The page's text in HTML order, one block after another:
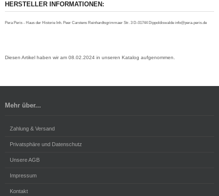
HERSTELLER INFORMATIONEN:
Pera Peris - Haus der Historie Inh. Peer Carstens Reinhardtsgrimmaer Str. 3 D-01744 Dippoldiswalde info@pera-peris.de
Diesen Artikel haben wir am 08.02.2024 in unseren Katalog aufgenommen.
Mehr über...
Zahlung & Versand
Privatsphäre und Datenschutz
Unsere AGB
Impressum
Kontakt